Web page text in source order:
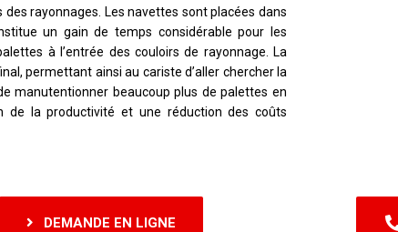
rayonnages. Les navettes sont placées dans
un gain de temps considérable pour les
à l’entrée des couloirs de rayonnage. La
permettant ainsi au cariste d’aller chercher la
manutentionner beaucoup plus de palettes en
la productivité et une réduction des coûts
DEMANDE EN LIGNE